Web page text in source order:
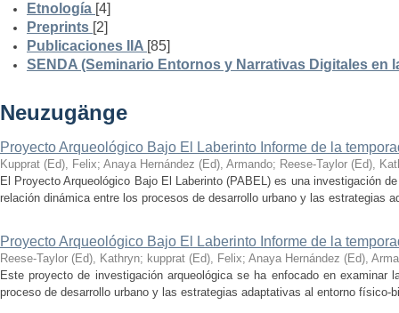
Etnología [4]
Preprints [2]
Publicaciones IIA [85]
SENDA (Seminario Entornos y Narrativas Digitales en
Neuzugänge
Proyecto Arqueológico Bajo El Laberinto Informe de la
Kupprat (Ed), Felix; Anaya Hernández (Ed), Armando; Reese-Taylor (Ed),
El Proyecto Arqueológico Bajo El Laberinto (PABEL) es una investigación
relación dinámica entre los procesos de desarrollo urbano y las estrategias
Proyecto Arqueológico Bajo El Laberinto Informe de la
Reese-Taylor (Ed), Kathryn; kupprat (Ed), Felix; Anaya Hernández (Ed),
Este proyecto de investigación arqueológica se ha enfocado en examinar
proceso de desarrollo urbano y las estrategias adaptativas al entorno físico-